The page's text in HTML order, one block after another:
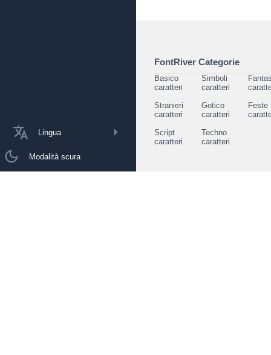
Lingua
Modalità scura
FontRiver Categorie
Basico
caratteri
Simboli
caratteri
Stranieri
caratteri
Gotico
caratteri
Feste
Script
caratteri
Techno
caratteri